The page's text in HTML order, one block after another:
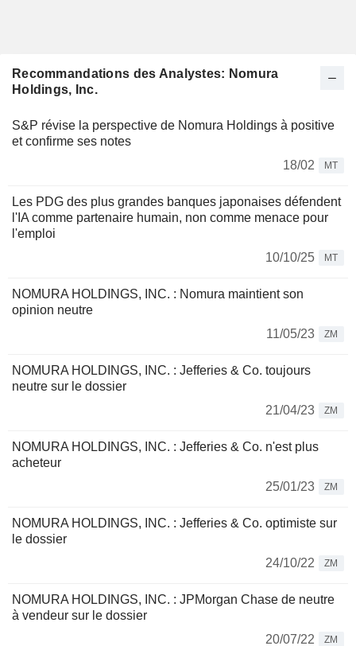
Recommandations des Analystes: Nomura
Holdings, Inc.
S&P révise la perspective de Nomura Holdings à positive
et confirme ses notes
18/02
MT
Les PDG des plus grandes banques japonaises défendent
l'IA comme partenaire humain, non comme menace pour
l'emploi
10/10/25
MT
NOMURA HOLDINGS, INC. : Nomura maintient son
opinion neutre
11/05/23
ZM
NOMURA HOLDINGS, INC. : Jefferies & Co. toujours
neutre sur le dossier
21/04/23
ZM
NOMURA HOLDINGS, INC. : Jefferies & Co. n'est plus
acheteur
25/01/23
ZM
NOMURA HOLDINGS, INC. : Jefferies & Co. optimiste sur
le dossier
24/10/22
ZM
NOMURA HOLDINGS, INC. : JPMorgan Chase de neutre
à vendeur sur le dossier
20/07/22
ZM